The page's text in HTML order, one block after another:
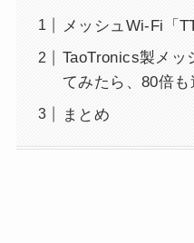
メッシュWi-Fi「
TaoTronics製メッ
てみたら、80倍も
まとめ